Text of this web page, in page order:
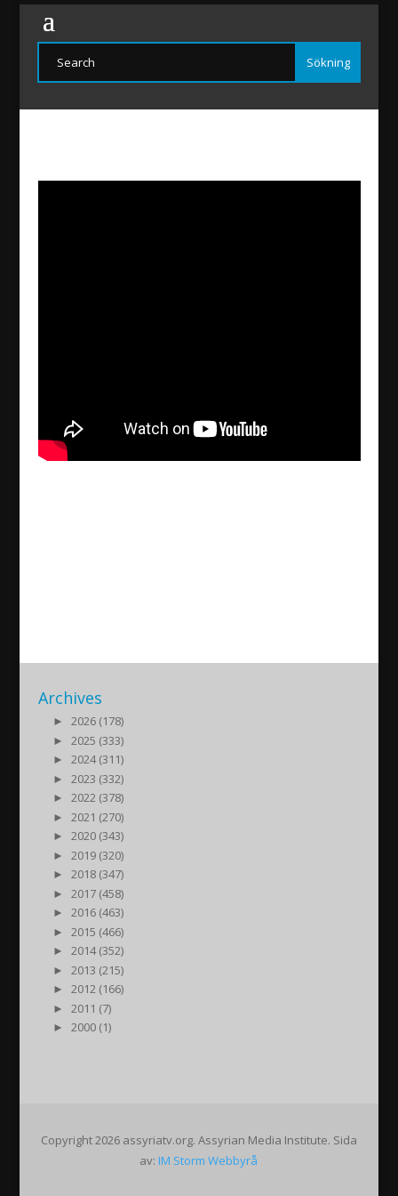
Archives
►
2026 (178)
►
2025 (333)
►
2024 (311)
►
2023 (332)
►
2022 (378)
►
2021 (270)
►
2020 (343)
►
2019 (320)
►
2018 (347)
►
2017 (458)
►
2016 (463)
►
2015 (466)
►
2014 (352)
►
2013 (215)
►
2012 (166)
►
2011 (7)
►
2000 (1)
Copyright 2026 assyriatv.org. Assyrian Media Institute. Sida
av: IM Storm Webbyrå